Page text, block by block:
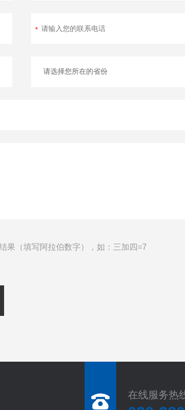
果（填写阿拉伯数字），如：三加四=7
在线服务热